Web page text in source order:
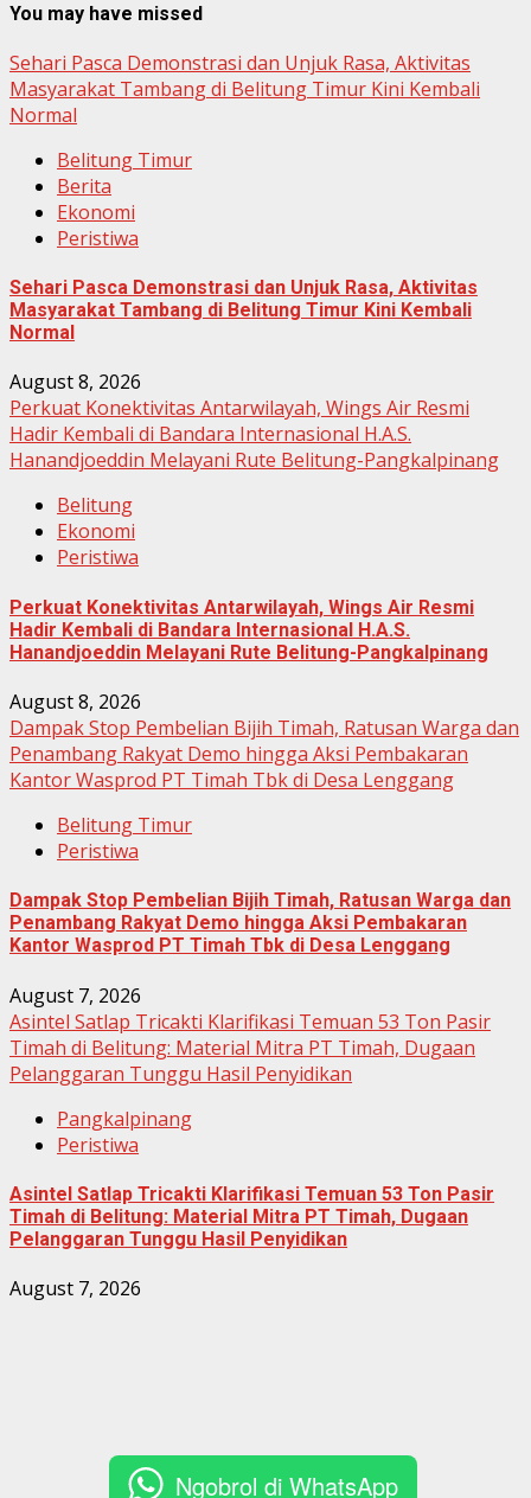
You may have missed
Sehari Pasca Demonstrasi dan Unjuk Rasa, Aktivitas
Masyarakat Tambang di Belitung Timur Kini Kembali
Normal
Belitung Timur
Berita
Ekonomi
Peristiwa
Sehari Pasca Demonstrasi dan Unjuk Rasa, Aktivitas
Masyarakat Tambang di Belitung Timur Kini Kembali
Normal
August 8, 2026
Perkuat Konektivitas Antarwilayah, Wings Air Resmi
Hadir Kembali di Bandara Internasional H.A.S.
Hanandjoeddin Melayani Rute Belitung-Pangkalpinang
Belitung
Ekonomi
Peristiwa
Perkuat Konektivitas Antarwilayah, Wings Air Resmi
Hadir Kembali di Bandara Internasional H.A.S.
Hanandjoeddin Melayani Rute Belitung-Pangkalpinang
August 8, 2026
Dampak Stop Pembelian Bijih Timah, Ratusan Warga dan
Penambang Rakyat Demo hingga Aksi Pembakaran
Kantor Wasprod PT Timah Tbk di Desa Lenggang
Belitung Timur
Peristiwa
Dampak Stop Pembelian Bijih Timah, Ratusan Warga dan
Penambang Rakyat Demo hingga Aksi Pembakaran
Kantor Wasprod PT Timah Tbk di Desa Lenggang
August 7, 2026
Asintel Satlap Tricakti Klarifikasi Temuan 53 Ton Pasir
Timah di Belitung: Material Mitra PT Timah, Dugaan
Pelanggaran Tunggu Hasil Penyidikan
Pangkalpinang
Peristiwa
Asintel Satlap Tricakti Klarifikasi Temuan 53 Ton Pasir
Timah di Belitung: Material Mitra PT Timah, Dugaan
Pelanggaran Tunggu Hasil Penyidikan
August 7, 2026
Ngobrol di WhatsApp